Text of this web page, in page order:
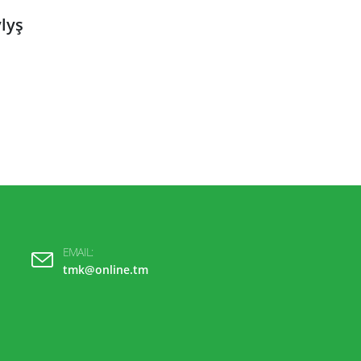
EMAIL:
tmk@online.tm